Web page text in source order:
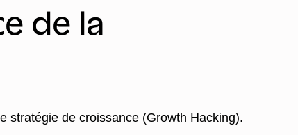
de la
stratégie de croissance (Growth Hacking).